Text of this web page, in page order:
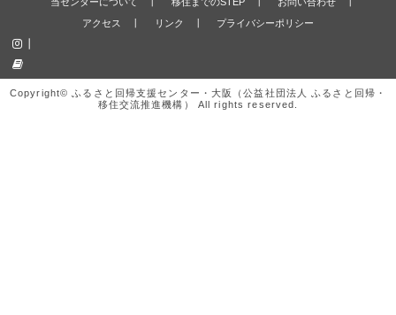
アクセス
リンク プライバシーポリシー
Copyright© ふるさと回帰支援センター・大阪（公益社団法人 ふるさと回帰・
移住交流推進機構） All rights reserved.